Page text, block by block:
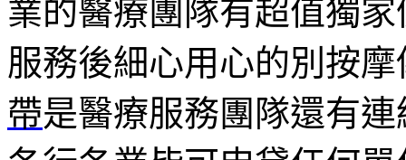
業的醫療團隊有超值獨家
服務後細心用心的別按
帶是醫療服務團隊還有